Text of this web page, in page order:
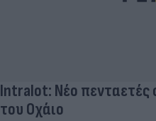
Intralot: Νέο πενταετές
του Οχάιο